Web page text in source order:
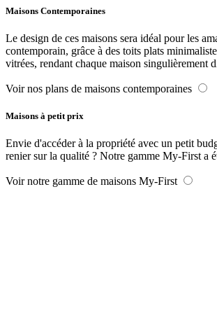
Maisons Contemporaines
Le design de ces maisons sera idéal pour les
contemporain, grâce à des toits plats
vitrées, rendant chaque maison singulièrement
Voir nos plans de maisons contemporaines
Maisons à petit prix
Envie d'accéder à la propriété avec un petit
renier sur la qualité ? Notre gamme My-First a
Voir notre gamme de maisons My-First